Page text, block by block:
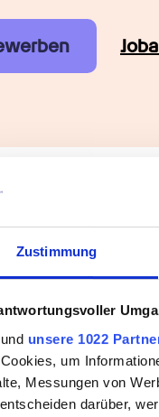
Zustimmung
unsere 1022
um
Messungen von
darüber,
&
sich durch ihr oft